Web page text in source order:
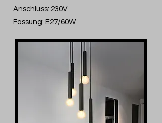
Anschluss: 230V
Fassung: E27/60W